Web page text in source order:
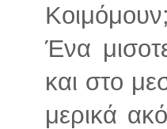
Κοιμόμουν;
Ένα
και στο
μερικά